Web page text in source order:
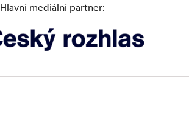
Hlavní mediální partner: